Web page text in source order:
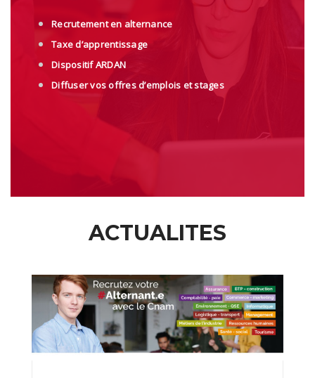
Recrutement en alternance
Taxe d’apprentissage
Dispositif ARDAN
Diffuser vos offres d’emplois et stages
ACTUALITES